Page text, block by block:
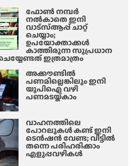
ഫോൺ നമ്പർ
നൽകാതെ ഇനി
വാട്‌സ്ആപ്പ് ചാറ്റ്
ചെയ്യാം;
ഉപയോക്താക്കൾ
കാത്തിരുന്ന സുപ്രധാന
ഇത്രമാത്രം
അക്കൗണ്ടിൽ
പണമില്ലെങ്കിലും ഇനി
യുപിഐ വഴി
പണമടയ്ക്കാം
വാഹനത്തിലെ
പോറലുകൾ കണ്ട് ഇനി
ടെൻഷൻ വേണ്ട; വീട്ടിൽ
തന്നെ പരിഹരിക്കാം
എളുപ്പവഴികൾ